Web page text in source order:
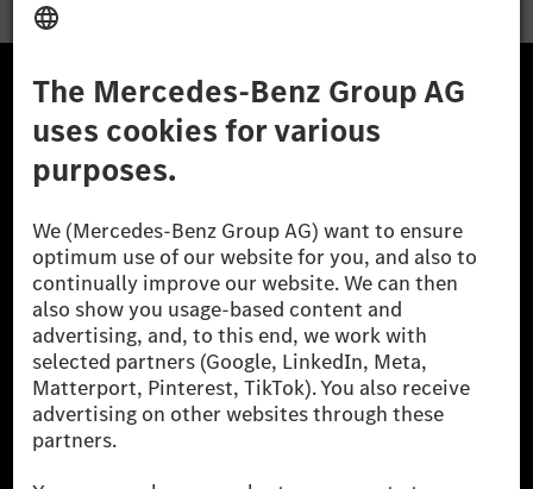
A Mercedes-Benz Csoport
A Mercedes-Benz Group AG (korábbi Daimler AG) a
Mercedes-Benz AG-val együtt a prémium és
luxusautók, valamint kishaszonjárművek vezető
globális szállítói vagyunk. A Mercedes-Benz Mobility
AG finanszírozást, lízinget, autó előfizetést és
autókölcsönzést, flottakezelést, digitális
szolgáltatásokat a töltéshez és fizetéshez,
biztosításközvetítést, valamint innovatív mobilitási
szolgáltatásokat kínál.